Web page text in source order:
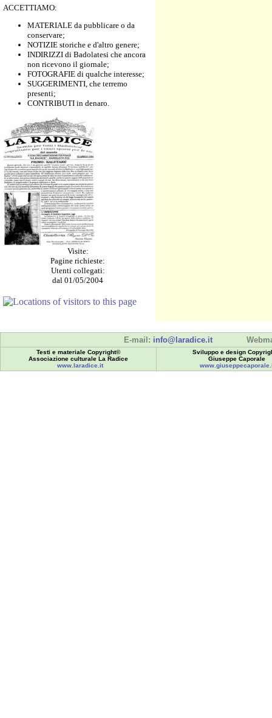
ACCETTIAMO:
MATERIALE da pubblicare o da
conservare;
NOTIZIE storiche e d'altro genere;
INDIRIZZI di Badolatesi che ancora
non ricevono il giornale;
FOTOGRAFIE di qualche interesse;
SUGGERIMENTI, che terremo
presenti;
CONTRIBUTI in denaro.
Visite:
Pagine richieste:
Utenti collegati:
dal 01/05/2004
Associazione culturale La Radice
www.laradice.it
Sviluppo e design
Giuseppe Caporale